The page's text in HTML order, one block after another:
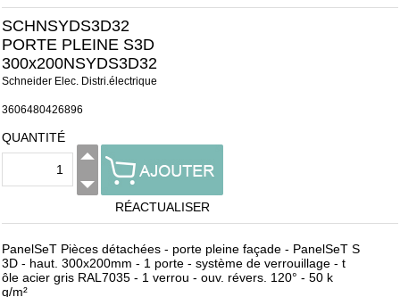
SCHNSYDS3D32
PORTE PLEINE S3D
300x200NSYDS3D32
Schneider Elec. Distri.électrique
3606480426896
QUANTITÉ
RÉACTUALISER
PanelSeT Pièces détachées - porte pleine façade - PanelSeT S
3D - haut. 300x200mm - 1 porte - système de verrouillage - t
ôle acier gris RAL7035 - 1 verrou - ouv. révers. 120° - 50 k
g/m²